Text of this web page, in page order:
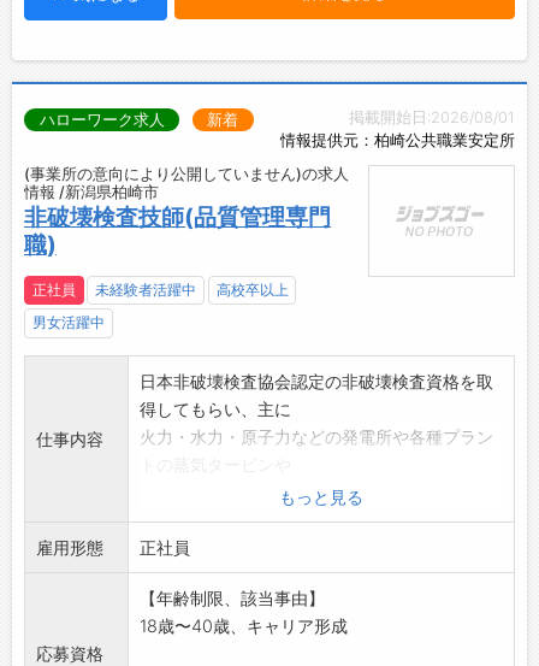
掲載開始日:2026/08/01
情報提供元：柏崎公共職業安定所
ハローワーク求人 新着
(事業所の意向により公開していません)の求人
情報 /新潟県柏崎市
非破壊検査技師(品質管理専門
職)
正社員 未経験者活躍中
高校卒以上
男女活躍中
仕事内容
日本非破壊検査協会認定の非破壊検査資格を取
得してもらい、主に
火力・水力・原子力などの発電所や各種プラン
発電機、ポンプなどの高速で回転する機器や各
種配管・圧力容器な
どの設備を定期的に検査を行う技術職になりま
す。検査には自分自
身で検査を行う自主検査の他に第三者が検査を
行った結果を確認す
もっと見る
雇用形態 正社員
応募資格
【年齢制限、該当事由】
18歳〜40歳、キャリア形成